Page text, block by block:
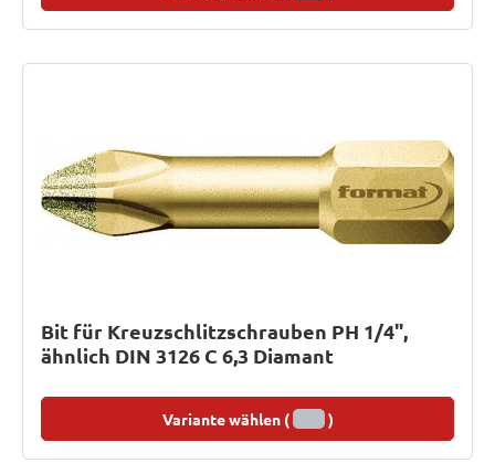
Bit für Kreuzschlitzschrauben PH 1/4",
ähnlich DIN 3126 C 6,3 Diamant
Variante wählen ( )